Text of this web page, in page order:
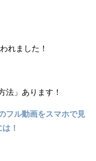
れました！
法」あります！
フル動画をスマホで見
！